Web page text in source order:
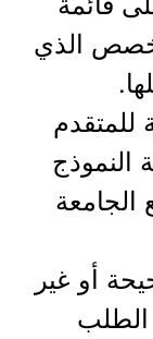
الذي
للمتقدم
النموذج
أو غير